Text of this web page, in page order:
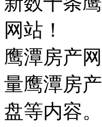
网站！
鹰潭房产
量鹰潭房
盘等内容。